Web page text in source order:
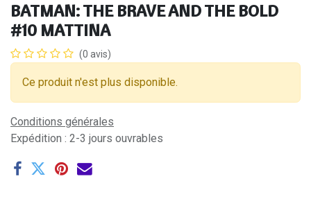
BATMAN: THE BRAVE AND THE BOLD
#10 MATTINA
(0 avis)
Ce produit n'est plus disponible.
Conditions générales
Expédition : 2-3 jours ouvrables